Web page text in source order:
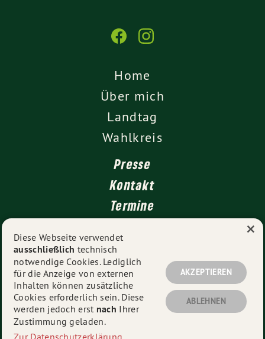
Home
Über mich
Landtag
Wahlkreis
Presse
Kontakt
Termine
Impressum
Datenschutz
© 2026 Sandra Boser - Alle Rechte vorbehalten.
Diese Webseite verwendet
ausschließlich technisch
notwendige Cookies. Lediglich
für die Anzeige von externen
Inhalten können zusätzliche
Cookies erforderlich sein. Diese
werden jedoch erst nach Ihrer
Zustimmung geladen.
AKZEPTIEREN
ABLEHNEN
×